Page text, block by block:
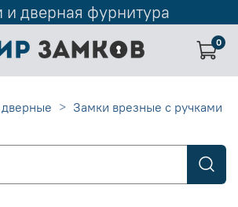
и дверная фурнитура
0
Замки врезные с ручками